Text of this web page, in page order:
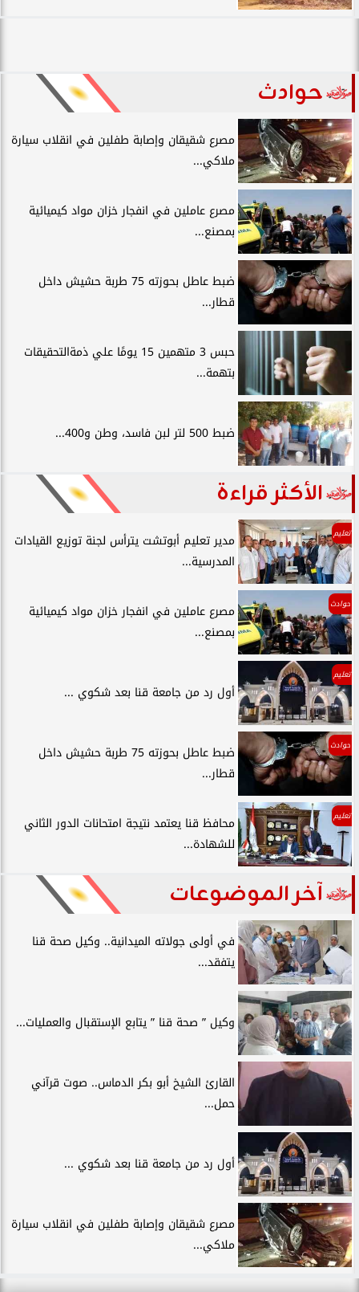
حوادث
مصرع شقيقان وإصابة طفلين في انقلاب سيارة
ملاكي...
مصرع عاملين في انفجار خزان مواد كيميائية
بمصنع...
ضبط عاطل بحوزته 75 طربة حشيش داخل
قطار...
حبس 3 متهمين 15 يومًا علي ذمةالتحقيقات
بتهمة...
ضبط 500 لتر لبن فاسد، وطن و400...
الأكثر قراءة
تعليم
مدير تعليم أبوتشت يترأس لجنة توزيع القيادات
المدرسية...
حوادث
مصرع عاملين في انفجار خزان مواد كيميائية
بمصنع...
تعليم
أول رد من جامعة قنا بعد شكوي ...
حوادث
ضبط عاطل بحوزته 75 طربة حشيش داخل
قطار...
تعليم
محافظ قنا يعتمد نتيجة امتحانات الدور الثاني
للشهادة...
آخر الموضوعات
في أولى جولاته الميدانية.. وكيل صحة قنا
يتفقد...
وكيل ” صحة قنا ” يتابع الإستقبال والعمليات...
القارئ الشيخ أبو بكر الدماس.. صوت قرآني
حمل...
أول رد من جامعة قنا بعد شكوي ...
مصرع شقيقان وإصابة طفلين في انقلاب سيارة
ملاكي...